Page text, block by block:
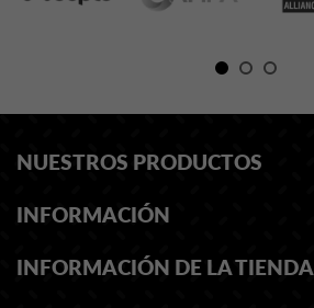
NUESTROS PRODUCTOS
INFORMACIÓN
INFORMACIÓN DE LA TIENDA